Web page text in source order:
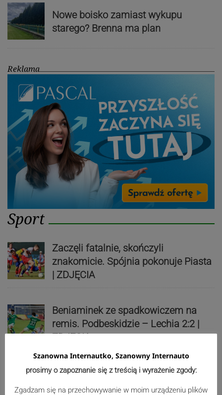
Nowe boisko zamiast wykupu
starego? Brenna ma plan
Reklama
Sport
Zaczęli fatalnie, skończyli
znakomicie. Spójnia pokonuje Piasta
| ZDJĘCIA
Beniaminek ze spadkowiczem na
remis. Podbeskidzie – Lechia 2:2 |
ZDJĘCIA
Szanowna Internautko, Szanowny Internauto
prosimy o zapoznanie się z treścią i wyrażenie zgody:
Zgadzam się na przechowywanie w moim urządzeniu plików